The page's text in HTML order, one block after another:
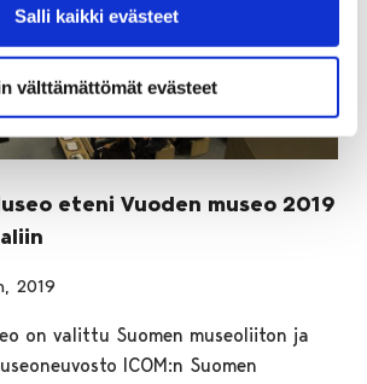
Salli kaikki evästeet
välttämättömät evästeet
eteni Vuoden museo 2019
2019
on valittu Suomen museoliiton ja
ICOM:n Suomen